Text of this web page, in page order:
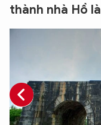
thành nhà Hồ